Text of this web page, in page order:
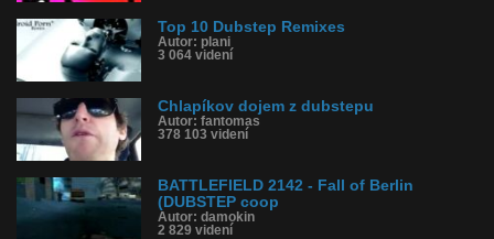
Top 10 Dubstep Remixes
Autor: plani
3 064 videní
Chlapíkov dojem z dubstepu
Autor: fantomas
378 103 videní
BATTLEFIELD 2142 - Fall of Berlin
(DUBSTEP coop
Autor: damokin
2 829 videní